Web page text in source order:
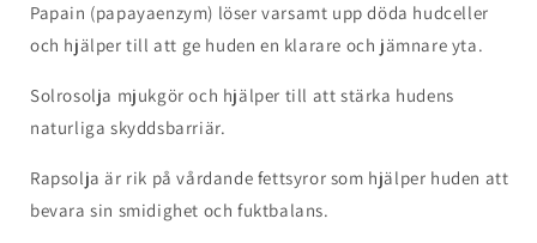
Papain (papayaenzym) löser varsamt upp döda hudceller
och hjälper till att ge huden en klarare och jämnare yta.
Solrosolja mjukgör och hjälper till att stärka hudens
naturliga skyddsbarriär.
Rapsolja är rik på vårdande fettsyror som hjälper huden att
bevara sin smidighet och fuktbalans.